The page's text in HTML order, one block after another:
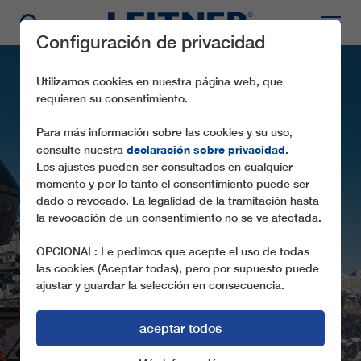
GD10 COL DRUSCIÈ
Configuración de privacidad
Utilizamos cookies en nuestra página web, que
requieren su consentimiento.
Para más información sobre las cookies y su uso,
consulte nuestra declaración sobre privacidad.
Los ajustes pueden ser consultados en cualquier
momento y por lo tanto el consentimiento puede ser
dado o revocado. La legalidad de la tramitación hasta
la revocación de un consentimiento no se ve afectada.
OPCIONAL: Le pedimos que acepte el uso de todas
las cookies (Aceptar todas), pero por supuesto puede
ajustar y guardar la selección en consecuencia.
aceptar todos